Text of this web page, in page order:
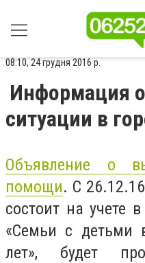
08:10, 24 грудня 2016 р.
Информация
ситуации в
Объявление о
помощи. С
состоит на учете
«Семьи с детьми
лет», будет